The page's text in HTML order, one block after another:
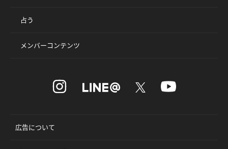
占う
メンバーコンテンツ
広告について